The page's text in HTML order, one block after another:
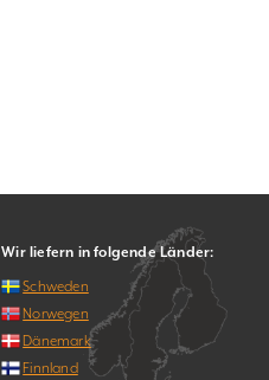
Wir liefern in folgende Länder:
Schweden
Norwegen
Dänemark
Finnland